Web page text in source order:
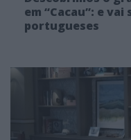
em “Cacau”: e
portugueses